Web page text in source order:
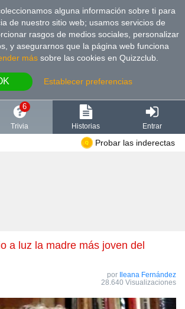
alguna información sobre ti para
de nuestro sitio web; usamos servicios de
rasgos de medios sociales, personalizar
y asegurarnos que la página web funciona
más sobre las cookies en Quizzclub.
Establecer preferencias
6
Trivia Historias Entrar
Probar las inderectas
por Ileana Fernández
28.640 Visualizaciones